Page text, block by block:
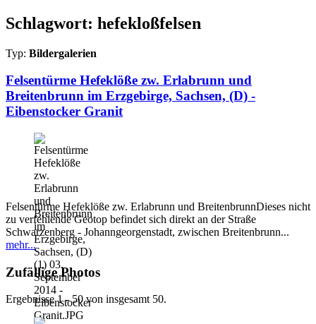
Schlagwort: hefekloßfelsen
Typ: Bildergalerien
Felsentürme Hefeklöße zw. Erlabrunn und
Breitenbrunn im Erzgebirge, Sachsen, (D) -
Eibenstocker Granit
Felsentürme Hefeklöße zw. Erlabrunn und BreitenbrunnDieses nicht
zu verfehlende Geotop befindet sich direkt an der Straße
Schwarzenberg - Johanngeorgenstadt, zwischen Breitenbrunn...
mehr...
Zufällige Photos
Ergebnisse 1 - 50 von insgesamt 50.